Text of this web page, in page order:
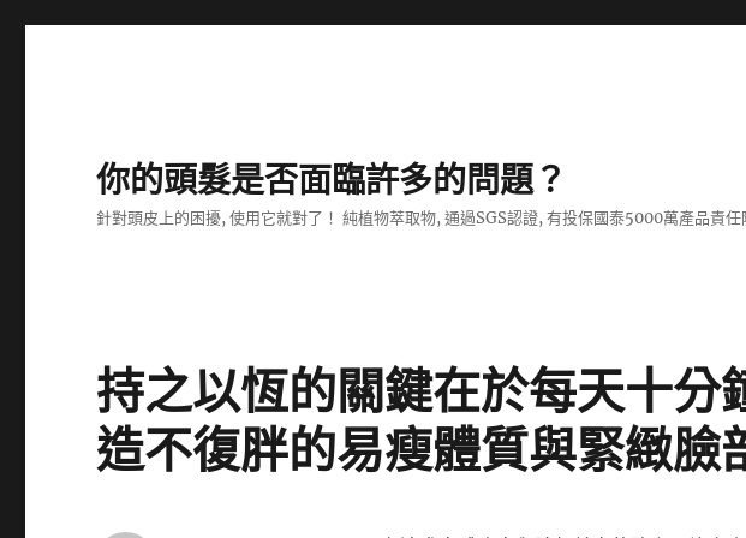
你的頭髮是否面臨許多的問題？
針對頭皮上的困擾, 使用它就對了！ 純植物萃取物, 通過SGS認證, 有投保國泰5000萬產品責任
持之以恆的關鍵在於每天十分
造不復胖的易瘦體質與緊緻臉